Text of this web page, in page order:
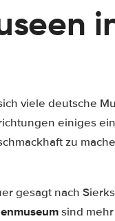
viele deutsche
einiges
zu
gesagt nach
sind